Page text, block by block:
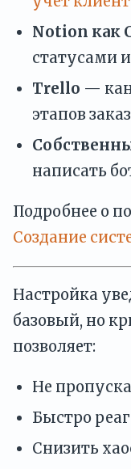
Notion как
статусами
Trello —
этапов
написать
Подробнее о
Создание
Настройка
базовый, но
позволяет:
Не
Быстро
Снизить